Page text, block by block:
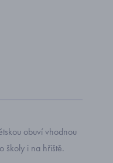
obuví vhodnou
školy i na hřiště.